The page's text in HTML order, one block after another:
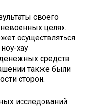
своего
целях.
осуществляться
хау
денежных средств
также были
сторон.
исследований